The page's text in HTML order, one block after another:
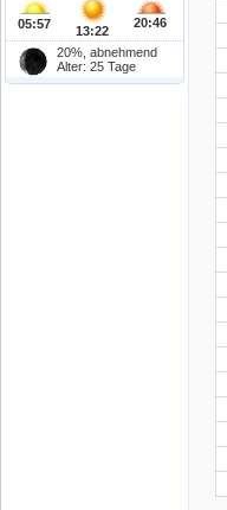
05:57 13:22
20:46
20%, abnehmend
Alter: 25 Tage